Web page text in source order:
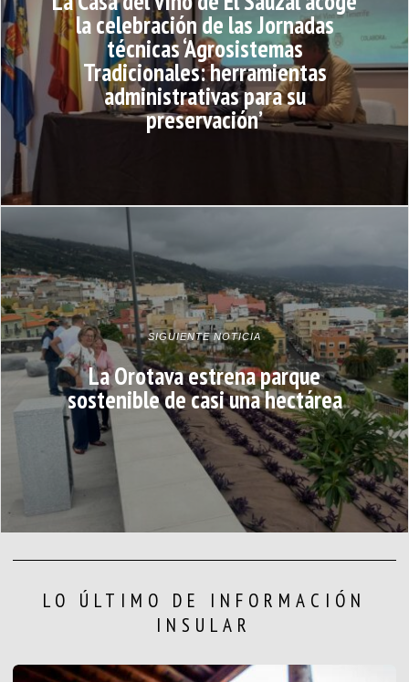
la celebración de las Jornadas
técnicas ‘Agrosistemas
Tradicionales: herramientas
administrativas para su
preservación’
SIGUIENTE NOTICIA
La Orotava estrena parque
sostenible de casi una hectárea
LO ÚLTIMO DE INFORMACIÓN
INSULAR